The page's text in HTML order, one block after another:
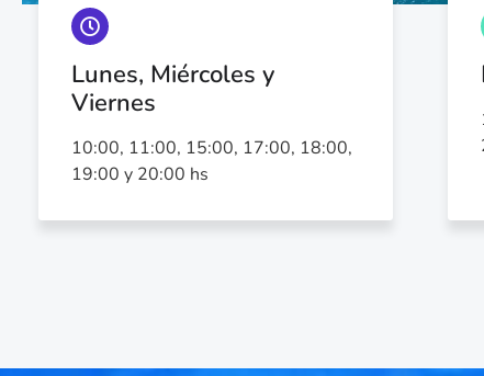
Lunes, Miércoles y
Viernes
10:00, 11:00, 15:00, 17:00, 18:00,
19:00 y 20:00 hs